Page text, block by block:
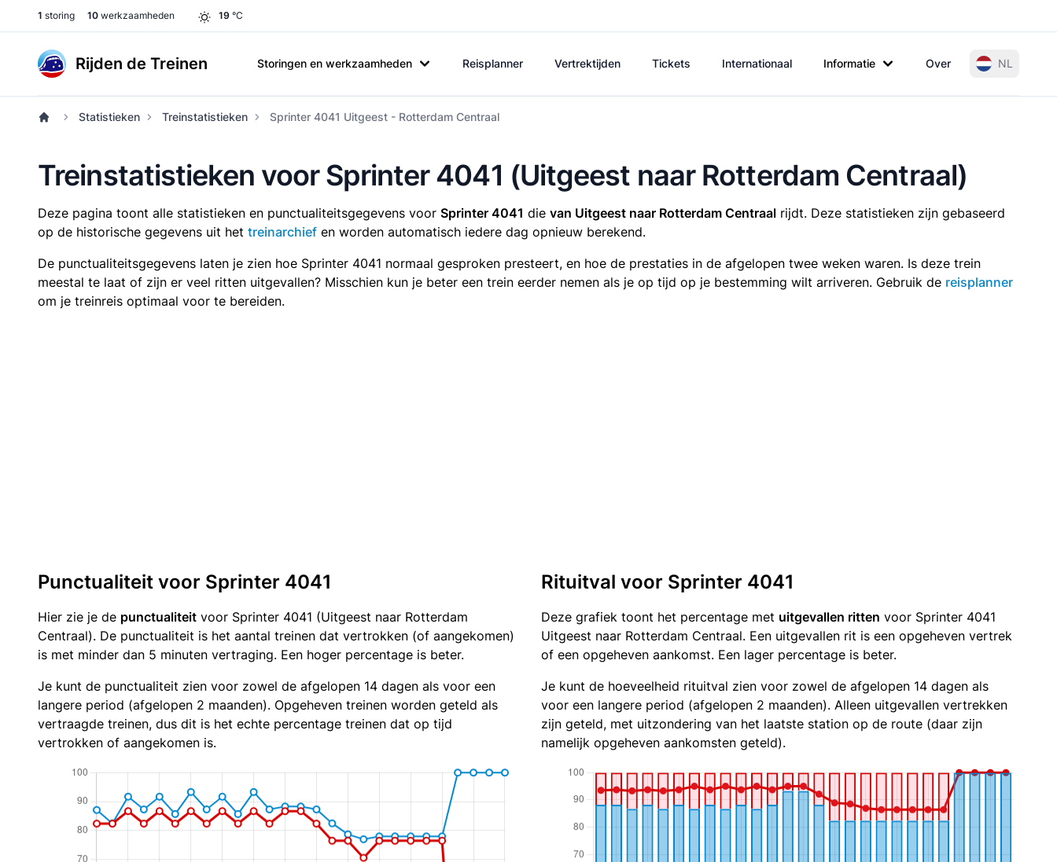
1 storing 10 werkzaamheden 19 °C
Rijden de Treinen Storingen en werkzaamheden Reisplanner Vertrektijden Tickets Internationaal Informatie Over NL
Statistieken Treinstatistieken Sprinter 4041 Uitgeest - Rotterdam Centraal
Treinstatistieken voor Sprinter 4041 (Uitgeest naar Rotterdam Centraal)
Deze pagina toont alle statistieken en punctualiteitsgegevens voor Sprinter 4041 die van Uitgeest naar Rotterdam Centraal rijdt. Deze statistieken zijn gebaseerd
op de historische gegevens uit het treinarchief en worden automatisch iedere dag opnieuw berekend.
De punctualiteitsgegevens laten je zien hoe Sprinter 4041 normaal gesproken presteert, en hoe de prestaties in de afgelopen twee weken waren. Is deze trein
meestal te laat of zijn er veel ritten uitgevallen? Misschien kun je beter een trein eerder nemen als je op tijd op je bestemming wilt arriveren. Gebruik de reisplanner
om je treinreis optimaal voor te bereiden.
Punctualiteit voor Sprinter 4041
Hier zie je de punctualiteit voor Sprinter 4041 (Uitgeest naar Rotterdam
Centraal). De punctualiteit is het aantal treinen dat vertrokken (of aangekomen)
is met minder dan 5 minuten vertraging. Een hoger percentage is beter.
Je kunt de punctualiteit zien voor zowel de afgelopen 14 dagen als voor een
langere period (afgelopen 2 maanden). Opgeheven treinen worden geteld als
vertraagde treinen, dus dit is het echte percentage treinen dat op tijd
vertrokken of aangekomen is.
Rituitval voor Sprinter 4041
Deze grafiek toont het percentage met uitgevallen ritten voor Sprinter 4041
Uitgeest naar Rotterdam Centraal. Een uitgevallen rit is een opgeheven vertrek
of een opgeheven aankomst. Een lager percentage is beter.
Je kunt de hoeveelheid rituitval zien voor zowel de afgelopen 14 dagen als
voor een langere period (afgelopen 2 maanden). Alleen uitgevallen vertrekken
zijn geteld, met uitzondering van het laatste station op de route (daar zijn
namelijk opgeheven aankomsten geteld).